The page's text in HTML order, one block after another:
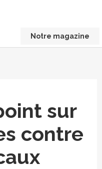
Notre magazine
sur
contre